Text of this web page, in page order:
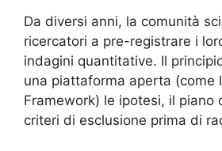
Da diversi anni, la comunità
ricercatori a pre-registrare i
indagini quantitative. Il
una piattaforma aperta (come
Framework) le ipotesi, il piano
criteri di esclusione prima di